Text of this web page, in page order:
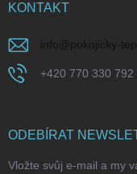
KONTAKT
info@pokojicky-
+420 770 330
ODEBÍRAT
Vložte svůj e-mail a my